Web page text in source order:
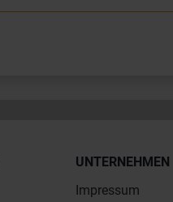
UNTERNEHMEN
Impressum